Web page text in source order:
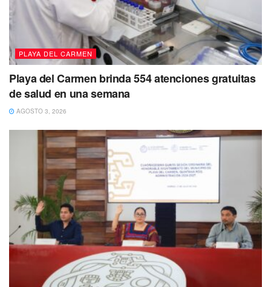
PLAYA DEL CARMEN
Playa del Carmen brinda 554 atenciones gratuitas
de salud en una semana
AGOSTO 3, 2026